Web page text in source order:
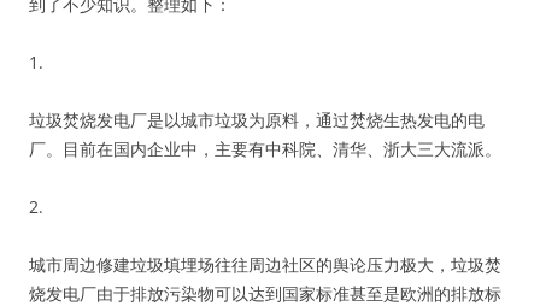
1.
垃圾焚烧发电厂是以城市垃圾为原料，通过焚烧生热发电的电
厂。目前在国内企业中，主要有中科院、清华、浙大三大流派。
2.
城市周边修建垃圾填埋场往往周边社区的舆论压力极大，垃圾焚
烧发电厂由于排放污染物可以达到国家标准甚至是欧洲的排放标